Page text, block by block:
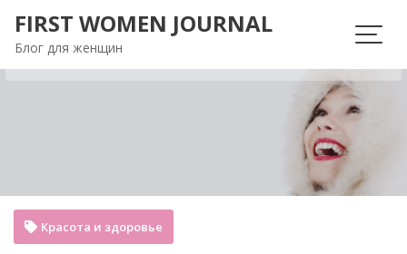
содержимому
FIRST WOMEN JOURNAL
Блог для женщин
Красота и здоровье